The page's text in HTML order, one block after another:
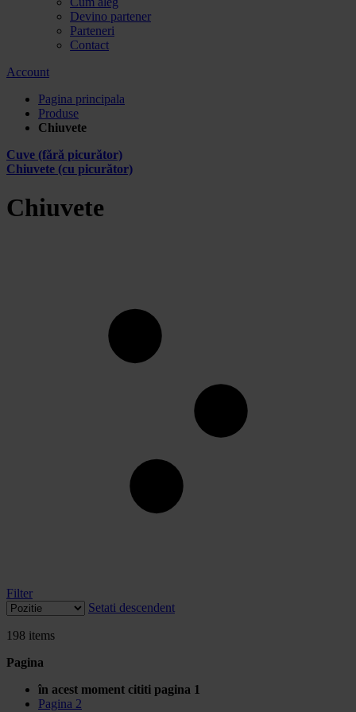
Devino partener
Parteneri
Contact
Account
Pagina principala
Produse
Chiuvete
Cuve (fără picurător)
Chiuvete (cu picurător)
Chiuvete
Filter
Setati descendent
198 items
Pagina
în acest moment cititi pagina 1
Pagina 2